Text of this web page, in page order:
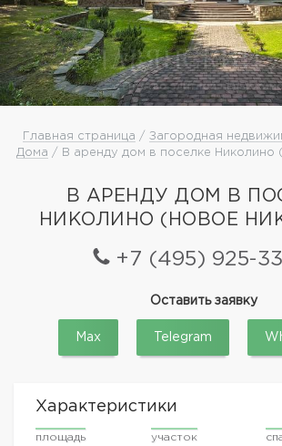
Главная страница / Загородная
Дома / В аренду дом в поселке Николино
В АРЕНДУ ДОМ В
НИКОЛИНО (НОВОЕ
+7 (495) 925-
Оставить заявку
Max Telegram
Характеристики
площадь участок